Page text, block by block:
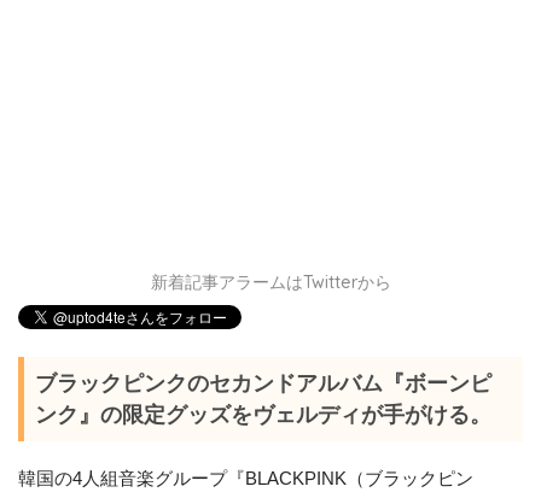
新着記事アラームはTwitterから
ブラックピンクのセカンドアルバム『ボーンピ
ンク』の限定グッズをヴェルディが手がける。
韓国の4人組音楽グループ『BLACKPINK（ブラックピン